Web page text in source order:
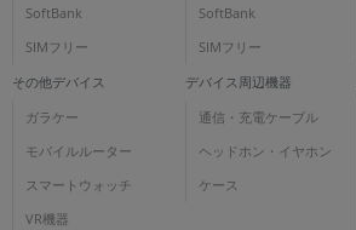
SoftBank
SIMフリー
SoftBank
SIMフリー
その他デバイス
ガラケー
モバイルルーター
スマートウォッチ
VR機器
デバイス周辺機器
通信・充電ケーブル
ヘッドホン・イヤホン
ケース